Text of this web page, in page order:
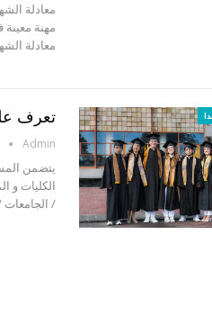
معادلة
مهنة
معادلة
تعرف
Admin
يتضمن
الكليات و
/ الجامعات